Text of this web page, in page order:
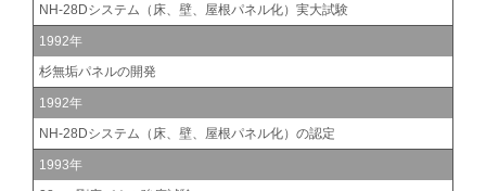
NH-28Dシステム（床、壁、屋根パネル化）実大試験
1992年
杉無垢パネルの開発
1992年
NH-28Dシステム（床、壁、屋根パネル化）の認定
1993年